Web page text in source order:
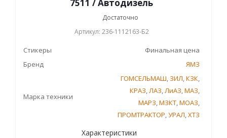
7511 / Автодизель
Достаточно
Артикул: 236-1112163-Б2
Стикеры
Финальная цена
Бренд
ЯМЗ
Марка техники
ГОМСЕЛЬМАШ, ЗИЛ,КЗК,
КРАЗ,ЛАЗ,ЛиАЗ,МАЗ,
МАРЗ,МЗКТ,МОАЗ,
ПРОМТРАКТОР,УРАЛ,ХТЗ
Характеристики